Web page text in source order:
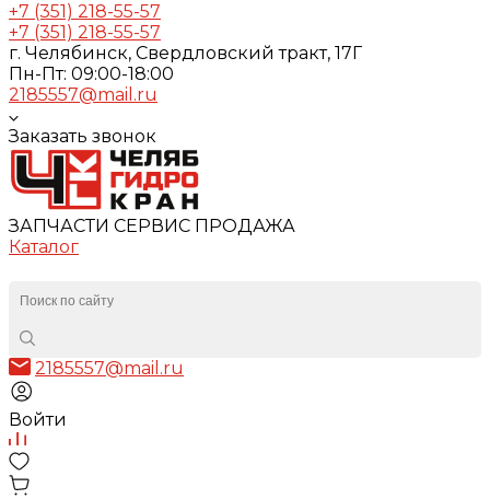
+7 (351) 218-55-57
+7 (351) 218-55-57
г. Челябинск, Свердловский тракт, 17Г
Пн-Пт: 09:00-18:00
2185557@mail.ru
Заказать звонок
ЗАПЧАСТИ СЕРВИС ПРОДАЖА
Каталог
2185557@mail.ru
Войти